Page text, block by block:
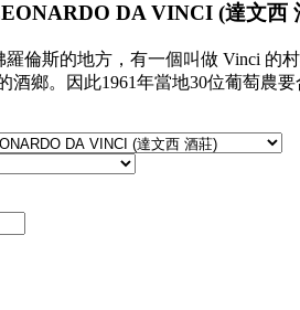
DA VINCI (達文西
倫斯的地方，有一個叫做 Vinci 的
酒鄉。因此1961年當地30位葡萄農